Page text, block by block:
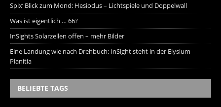
Spix‘ Blick zum Mond: Hesiodus – Lichtspiele und Doppelwall
Was ist eigentlich … 66?
InSights Solarzellen offen – mehr Bilder
Eine Landung wie nach Drehbuch: InSight steht in der Elysium
Planitia
BELIEBTE TAGS